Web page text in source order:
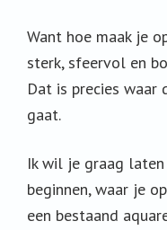
Want hoe maak je
sterk, sfeervol en
Dat is precies waar
gaat.
Ik wil je graag
beginnen, waar je
een bestaand